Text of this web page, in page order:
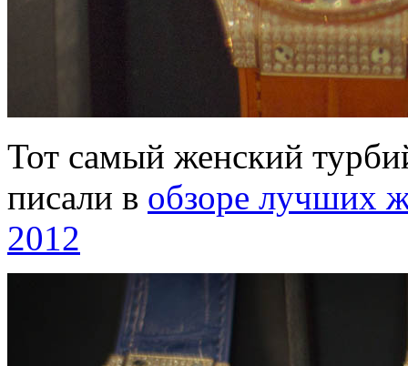
Тот самый женский
писали в обзоре лучших
2012